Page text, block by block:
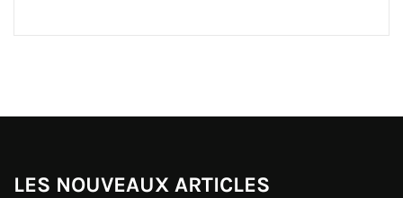
LES NOUVEAUX ARTICLES